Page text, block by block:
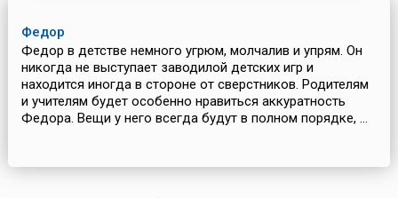
Федор
Федор в детстве немного угрюм, молчалив и упрям. Он
никогда не выступает заводилой детских игр и
находится иногда в стороне от сверстников. Родителям
и учителям будет особенно нравиться аккуратность
Федора. Вещи у него всегда будут в полном порядке, ...